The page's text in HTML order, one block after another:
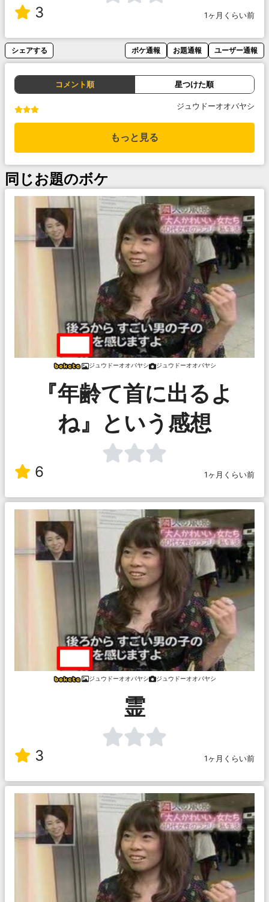
3 1ヶ月くらい前
シェアする ボケ通報 お題通報 ユーザー通報
コメント順 星つけた順
ジュウドーオオバヤシ
もっと見る
同じお題のボケ
ジュウドーオオバヤシ ジュウドーオオバヤシ
『年齢て首に出るよ
ね』という感想
6 1ヶ月くらい前
ジュウドーオオバヤシ ジュウドーオオバヤシ
霊
3 1ヶ月くらい前